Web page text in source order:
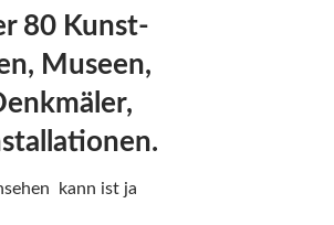
80 Kunst-
Museen,
kann ist ja